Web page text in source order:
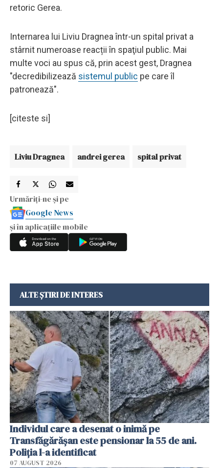
retoric Gerea.
Internarea lui Liviu Dragnea într-un spital privat a
stârnit numeroase reacții în spaţiul public. Mai
multe voci au spus că, prin acest gest, Dragnea
"decredibilizează sistemul public pe care îl
patronează".
[citeste si]
Liviu Dragnea andrei gerea spital privat
Urmăriți-ne și pe
Google News
și în aplicațiile mobile
ALTE ȘTIRI DE INTERES
Individul care a desenat o inimă pe
Transfăgărășan este pensionar la 55 de ani.
Poliția l-a identificat
07 AUGUST 2026